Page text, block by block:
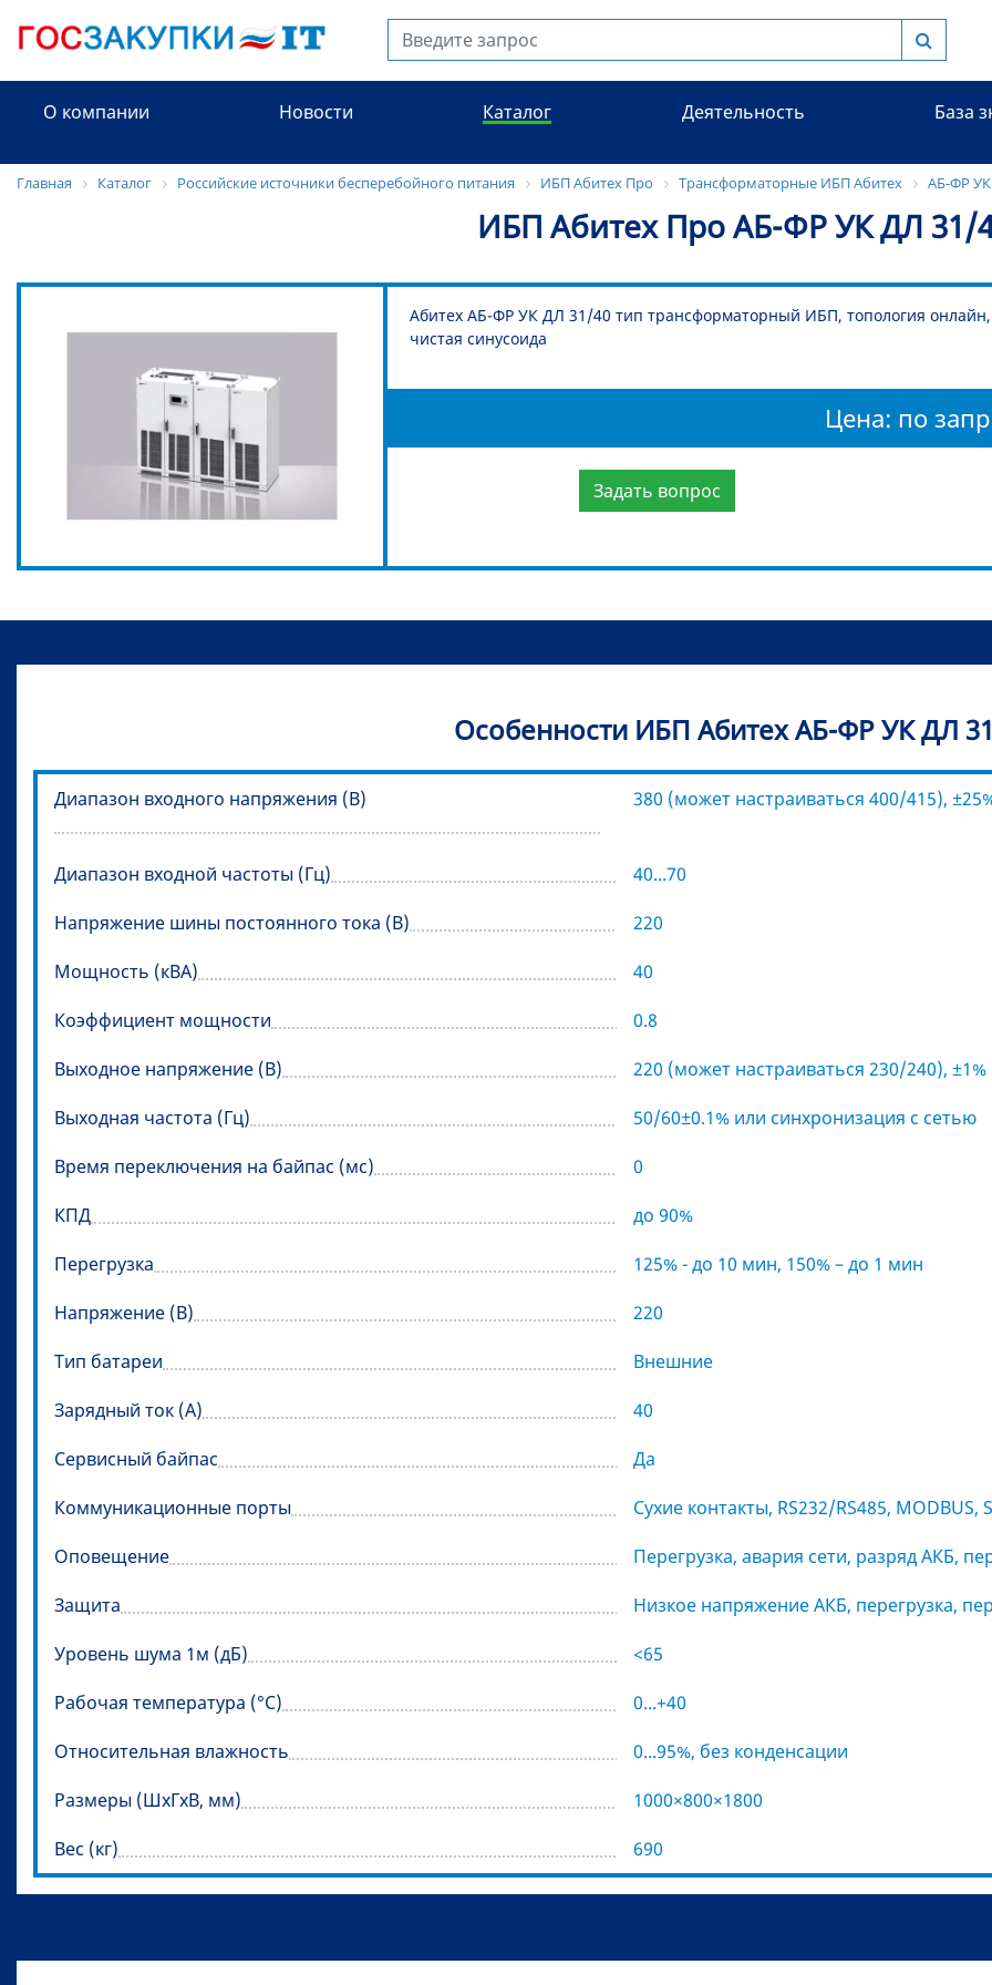
О компании Новости Каталог Деятельность База
Главная Каталог Российские источники бесперебойного питания ИБП Абитех Про Трансформаторные ИБП Абитех АБ-ФР УК
ИБП Абитех Про АБ-ФР УК ДЛ 31/
Абитех АБ-ФР УК ДЛ 31/40 тип трансформаторный ИБП, топология
чистая синусоида
Цена: по
Задать вопрос
Особенности ИБП Абитех АБ-ФР УК ДЛ
Диапазон входного напряжения (В) 380 (может настраиваться 400/415),
Диапазон входной частоты (Гц)
40...70
Напряжение шины постоянного тока (В)
220
Мощность (кВА)
40
Коэффициент мощности
0.8
Выходное напряжение (В)
220 (может настраиваться 230/240), ±1%
Выходная частота (Гц)
50/60±0.1% или синхронизация с сетью
Время переключения на байпас (мс)
0
КПД
до 90%
Перегрузка
125% - до 10 мин, 150% – до 1 мин
Напряжение (В)
220
Тип батареи
Внешние
Зарядный ток (А)
40
Сервисный байпас
Да
Коммуникационные порты
Сухие контакты, RS232/RS485, MODBUS,
Оповещение
Перегрузка, авария сети, разряд АКБ,
Защита
Низкое напряжение АКБ, перегрузка,
Уровень шума 1м (дБ)
<65
Рабочая температура (°C)
0...+40
Относительная влажность
0...95%, без конденсации
Размеры (ШхГхВ, мм)
1000×800×1800
Вес (кг)
690